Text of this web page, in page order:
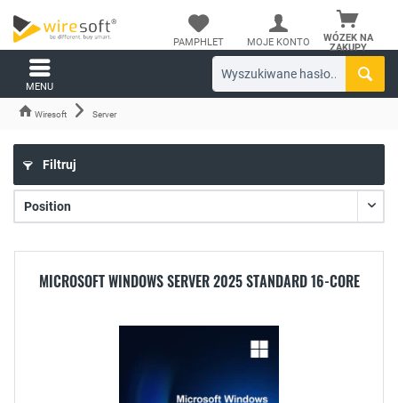
WÓZEK NA
ZAKUPY
PAMPHLET MOJE KONTO
MENU
Wiresoft Server
Filtruj
MICROSOFT WINDOWS SERVER 2025 STANDARD 16-CORE